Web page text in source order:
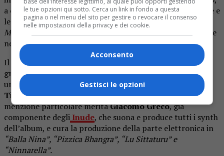
a cui l’Italia intera appartiene, con la sua luce abbagliante e
le ombre che inevitabilmente proietta (“Stornello alla
Memoria”, “Vulía”
); e le riflessioni sul peso del tempo nelle
nostre vite (“Tic e Tac”, “Meridiana”).
Il mix dell’album è firmato dall’ottavo componente del
gruppo, il fonicoFrancesco Aiello, che ha saputo donare
un suono caldo, fibroso e potente. Il mastering è a cura di
Tim Oliverdei leggendari Real World Studios. Una
menzione particolare meritaGiacomo Greco, già
componente degli Inude, che suona e produce tutti i synth
dell’album, e cura la produzione della parte elettronica in
“Balla Nina”, “Pizzica Bhangra”, “Lu Sittaturu” e
“Ninnarella”.
le tue opzioni qui sotto. Cerca un link in fondo a questa
pagina o nel menu del sito per gestire o revocare il consenso
nelle impostazioni della privacy e dei cookie.
Acconsento
Gestisci le opzioni